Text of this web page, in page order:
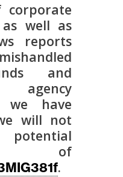
well as
reports
and
agency
we have
will not
of
.